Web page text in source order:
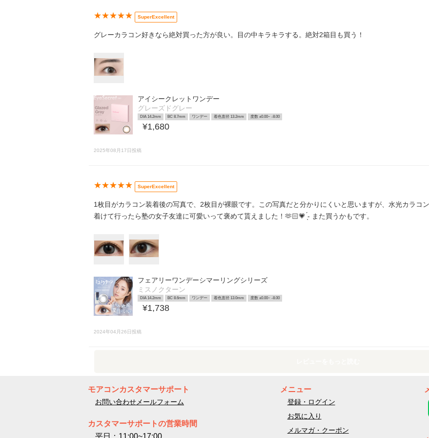
★★★★★ SuperExcellent
グレーカラコン好きなら絶対買った方が良い。目の中キラキラする。絶対2箱目も買う！
アイシークレットワンデー
グレーズドグレー
DIA 14.2mm BC 8.7mm ワンデー 着色直径 13.2mm 度数 ±0.00~ -8.00
¥1,680
2025年08月17日投稿
★★★★★ SuperExcellent
1枚目がカラコン装着後の写真で、2枚目が裸眼です。この写真だと分かりにくいと思いますが、水光カラコ
着けて行ったら塾の女子友達に可愛いって褒めて貰えました！🫶🏻💗 ̖́-‬ また買うかもです。
フェアリーワンデーシマーリングシリーズ
ミスノクターン
DIA 14.2mm BC 8.6mm ワンデー 着色直径 13.0mm 度数 ±0.00~ -8.00
¥1,738
2024年04月26日投稿
モアコンカスタマーサポート
お問い合わせメールフォーム
カスタマーサポートの営業時間
平日：11:00~17:00
メニュー
登録・ログイン
お気に入り
メルマガ・クーポン